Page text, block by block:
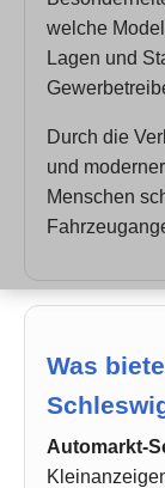
welche
Lagen und
Durch die
und
Menschen
Was
Automarkt-